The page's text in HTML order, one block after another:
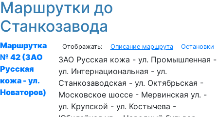
Маршрутки до
Станкозавода
Маршрутка
№ 42 (ЗАО
Русская
кожа - ул.
Новаторов)
Описание маршрута Остановки
ЗАО Русская кожа - ул. Промышленная -
ул. Интернациональная - ул.
Станкозаводская - ул. Октябрьская -
Московское шоссе - Мервинская ул. -
ул. Крупской - ул. Костычева -